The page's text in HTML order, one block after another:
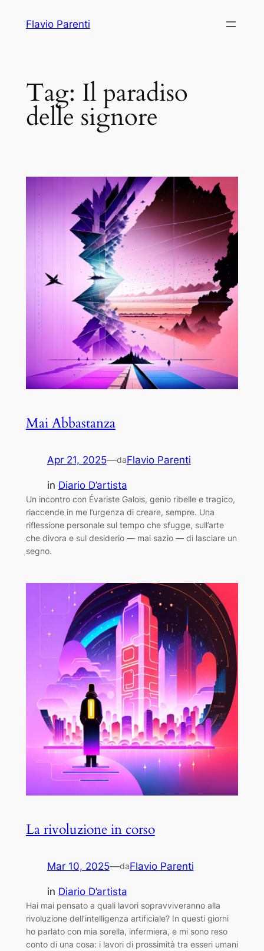
Flavio Parenti
Tag: Il paradiso
delle signore
Mai Abbastanza
Apr 21, 2025—daFlavio Parenti
in Diario D’artista
Un incontro con Évariste Galois, genio ribelle e tragico,
riaccende in me l’urgenza di creare, sempre. Una
riflessione personale sul tempo che sfugge, sull’arte
che divora e sul desiderio — mai sazio — di lasciare un
segno.
La rivoluzione in corso
Mar 10, 2025—daFlavio Parenti
in Diario D’artista
Hai mai pensato a quali lavori sopravviveranno alla
rivoluzione dell’intelligenza artificiale? In questi giorni
ho parlato con mia sorella, infermiera, e mi sono reso
conto di una cosa: i lavori di prossimità tra esseri umani